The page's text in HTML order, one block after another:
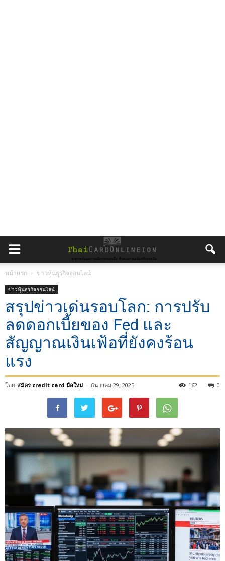
หน้าแรก ข่าวหุ้นธุรกิจออนไลน์
ข่าวหุ้นธุรกิจออนไลน์
สรุปข่าวเด่นรอบโลก: การปรับ
ลดดอกเบี้ยของ Fed และ
สัญญาณเงินเฟ้อที่ยังคงร้อน
แรง
โดย สมัคร credit card มือใหม่ - ธันวาคม 29, 2025 0
162